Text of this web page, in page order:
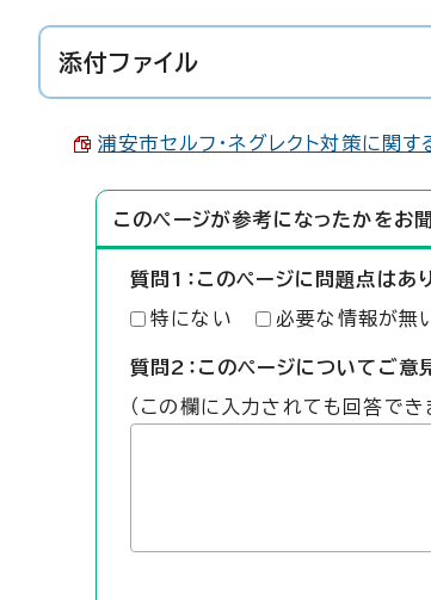
添付ファイル
浦安市セルフ・ネグレクト対策に関
このページが参考になったかをお
質問1：このページに問題点はあ
特にない 必要な情報が無
質問2：このページについてご意
（この欄に入力されても回答で